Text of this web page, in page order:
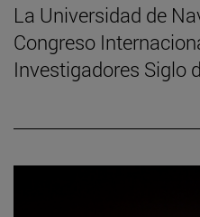
La Universidad de
Congreso
Investigadores Siglo